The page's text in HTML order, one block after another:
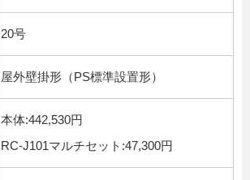
20号
屋外壁掛形（PS標準設置形）
本体:442,530円
RC-J101マルチセット:47,300円